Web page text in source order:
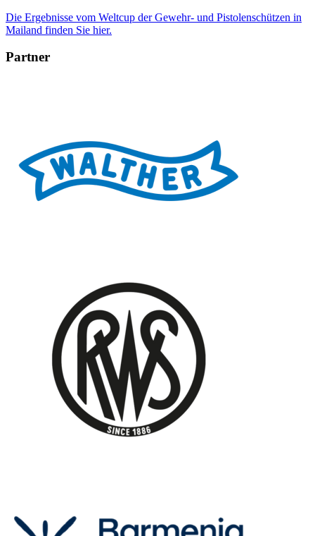
Die Ergebnisse vom Weltcup der Gewehr- und Pistolenschützen in
Mailand finden Sie hier.
Partner